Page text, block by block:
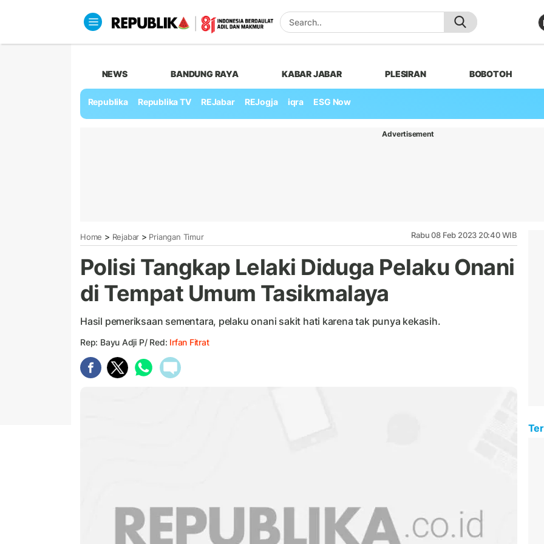
NEWS BANDUNG RAYA KABAR JABAR PLESIRAN BOBOTOH
Republika Republika TV REJabar REJogja iqra ESG Now
Advertisement
Home > Rejabar > Priangan Timur Rabu 08 Feb 2023 20:40 WIB
Polisi Tangkap Lelaki Diduga Pelaku Onani
di Tempat Umum Tasikmalaya
Hasil pemeriksaan sementara, pelaku onani sakit hati karena tak punya kekasih.
Rep: Bayu Adji P/ Red: Irfan Fitrat